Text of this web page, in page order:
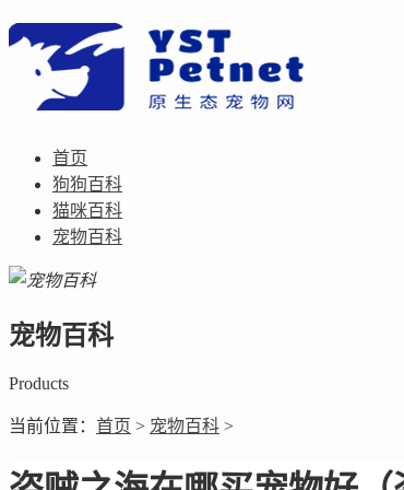
首页
狗狗百科
猫咪百科
宠物百科
宠物百科
Products
当前位置： 首页 > 宠物百科 >